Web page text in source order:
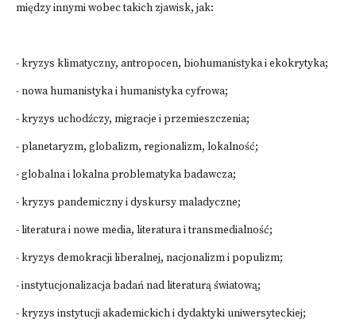
między innymi wobec takich zjawisk, jak:
- kryzys klimatyczny, antropocen, biohumanistyka i ekokrytyka;
- nowa humanistyka i humanistyka cyfrowa;
- kryzys uchodźczy, migracje i przemieszczenia;
- planetaryzm, globalizm, regionalizm, lokalność;
- globalna i lokalna problematyka badawcza;
- kryzys pandemiczny i dyskursy maladyczne;
- literatura i nowe media, literatura i transmedialność;
- kryzys demokracji liberalnej, nacjonalizm i populizm;
- instytucjonalizacja badań nad literaturą światową;
- kryzys instytucji akademickich i dydaktyki uniwersyteckiej;